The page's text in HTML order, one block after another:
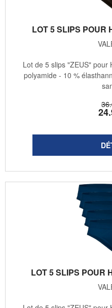
LOT 5 SLIPS POUR
36
24
Lot de 5 slips "ZEUS" pour
polyamide - 10 %
LOT 5 SLIPS POUR